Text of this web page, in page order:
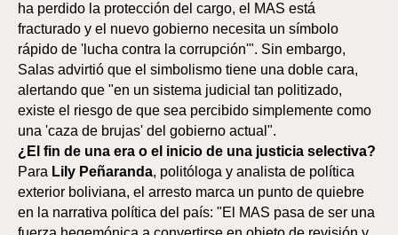
ha perdido la protección del cargo, el MAS está
fracturado y el nuevo gobierno necesita un símbolo
rápido de 'lucha contra la corrupción'". Sin embargo,
Salas advirtió que el simbolismo tiene una doble cara,
alertando que "en un sistema judicial tan politizado,
existe el riesgo de que sea percibido simplemente como
una 'caza de brujas' del gobierno actual".
¿El fin de una era o el inicio de una justicia selectiva?
Para Lily Peñaranda, politóloga y analista de política
exterior boliviana, el arresto marca un punto de quiebre
en la narrativa política del país: "El MAS pasa de ser una